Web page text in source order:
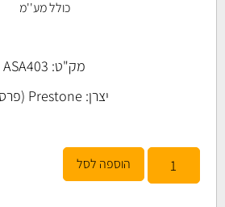
כולל מע''מ
מק"ט: ASA403
יצרן: Prestone (פרסטון)
הוספה לסל